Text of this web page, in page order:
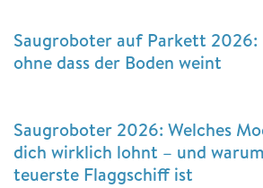
Saugroboter auf Parkett 2026:
ohne dass der Boden weint
Saugroboter 2026: Welches
dich wirklich lohnt – und
teuerste Flaggschiff ist